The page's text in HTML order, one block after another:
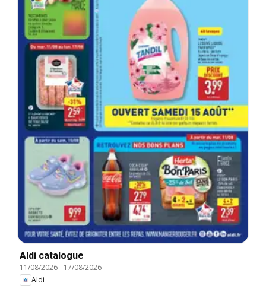
Aldi catalogue
11/08/2026- 17/08/2026
Aldi